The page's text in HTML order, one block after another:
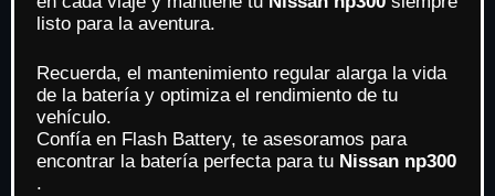
listo para la aventura.
Recuerda, el mantenimiento regular alarga la vida
de la batería y optimiza el rendimiento de tu
vehículo.
Confía en Flash Battery, te asesoramos para
encontrar la batería perfecta para tu Nissan np300
.